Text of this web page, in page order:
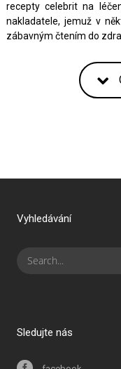
recepty celebrit na
nakladatele, jemuž v
zábavným čtením do
Vyhledávání
Sledujte nás